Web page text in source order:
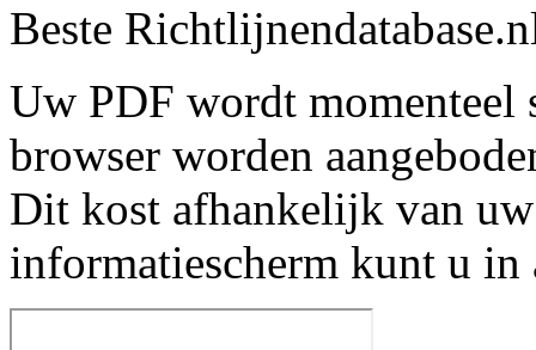
Beste
Uw PDF wordt momenteel
browser worden
Dit kost afhankelijk van
informatiescherm kunt u